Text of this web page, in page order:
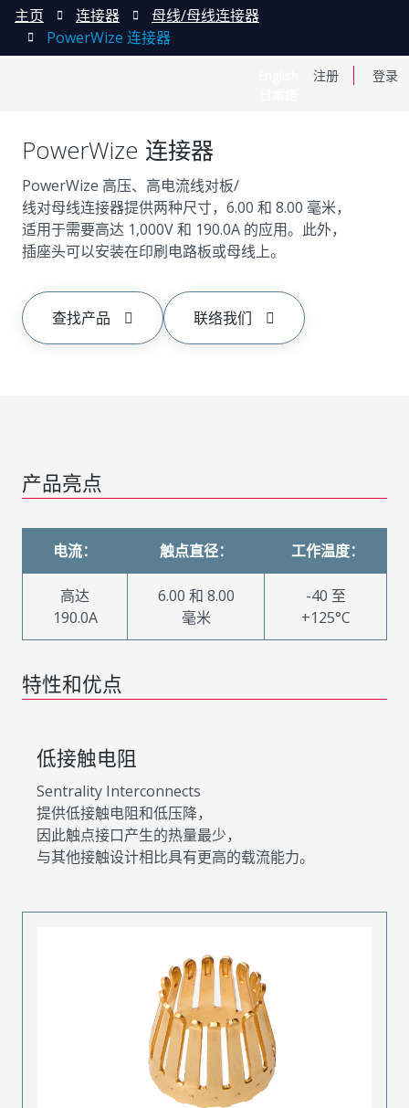
注册 登录
主页 连接器
母线/母线连接器
PowerWize 连接器
PowerWize 连接器
PowerWize 高压、高电流线对板/
线对母线连接器提供两种尺寸，6.00 和 8.00 毫米，
适用于需要高达 1,000V 和 190.0A 的应用。此外，
插座头可以安装在印刷电路板或母线上。
查找产品 联络我们
产品亮点
电流： 触点直径： 工作温度：
高达
190.0A
6.00 和 8.00
毫米
-40 至
+125°C
特性和优点
低接触电阻
Sentrality Interconnects
提供低接触电阻和低压降，
因此触点接口产生的热量最少，
与其他接触设计相比具有更高的载流能力。